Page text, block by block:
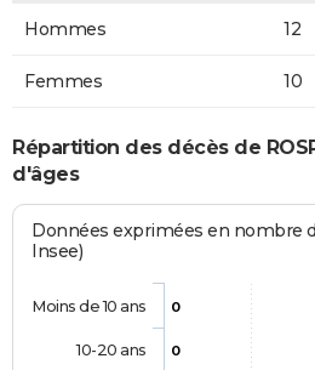
Hommes 12
Femmes 10
Répartition des décès de
d'âges
Données exprimées en nombre
Insee)
0
0
Moins de 10 ans
10-20 ans